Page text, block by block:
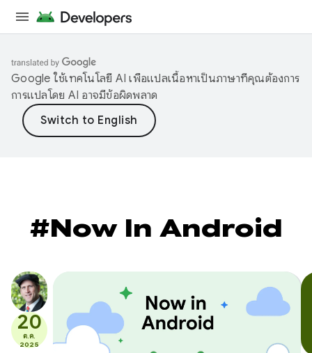
Google ใช้เทคโนโลยี AI เพื่อแปลเนื้อหาเป็นภาษาที่คุณต้องการ
การแปลโดย AI อาจมีข้อผิดพลาด
#Now In Android
20
ต.ค.
2025